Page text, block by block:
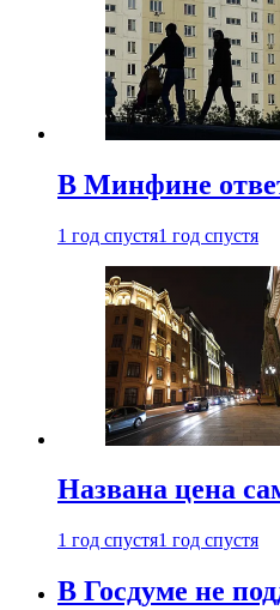
В Минфине
1 год спустя1 год спустя
Названа цена
1 год спустя1 год спустя
В Госдуме не